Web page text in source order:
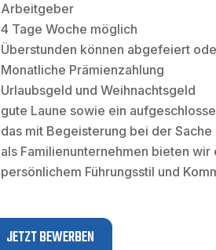
Arbeitgeber
4 Tage Woche möglich
Überstunden können abgefeiert
Monatliche Prämienzahlung
Urlaubsgeld und Weihnachtsgeld
gute Laune sowie ein
das mit Begeisterung bei der Sache
als Familienunternehmen bieten
persönlichem Führungsstil und
JETZT BEWERBEN